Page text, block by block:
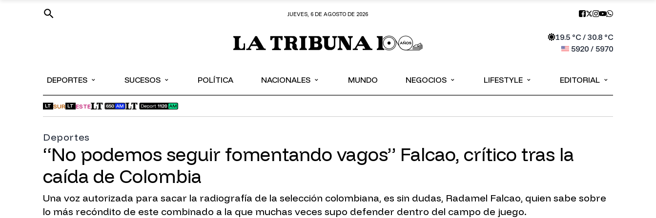
JUEVES, 6 DE AGOSTO DE 2026
19.5°C / 30.8°C
5920/ 5970
DEPORTES ⌄ SUCESOS ⌄ POLÍTICA NACIONALES ⌄ MUNDO NEGOCIOS ⌄ LIFESTYLE ⌄ EDITORIAL ⌄
LT SUR LT ESTE
Deportes
“No podemos seguir fomentando vagos” Falcao, crítico tras la
caída de Colombia
Una voz autorizada para sacar la radiografía de la selección colombiana, es sin dudas, Radamel Falcao, quien sabe sobre
lo más recóndito de este combinado a la que muchas veces supo defender dentro del campo de juego.